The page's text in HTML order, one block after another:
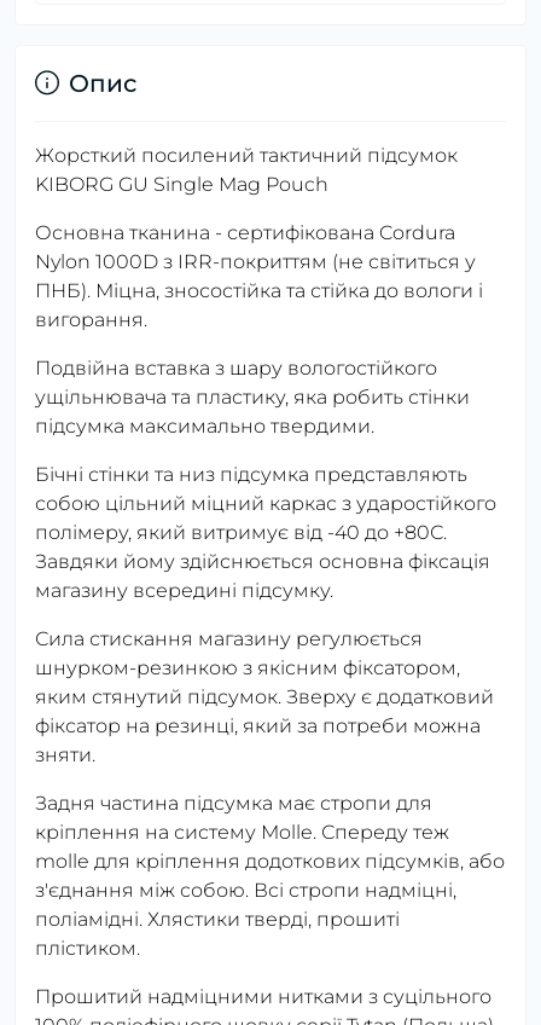
Опис
Жорсткий посилений тактичний підсумок
KIBORG GU Single Mag Pouch
Основна тканина - сертифікована Cordura
Nylon 1000D з IRR-покриттям (не світиться у
ПНБ). Міцна, зносостійка та стійка до вологи і
вигорання.
Подвійна вставка з шару вологостійкого
ущільнювача та пластику, яка робить стінки
підсумка максимально твердими.
Бічні стінки та низ підсумка представляють
собою цільний міцний каркас з ударостійкого
полімеру, який витримує від -40 до +80С.
Завдяки йому здійснюється основна фіксація
магазину всередині підсумку.
Сила стискання магазину регулюється
шнурком-резинкою з якісним фіксатором,
яким стянутий підсумок. Зверху є додатковий
фіксатор на резинці, який за потреби можна
зняти.
Задня частина підсумка має стропи для
кріплення на систему Мolle. Спереду теж
molle для кріплення додоткових підсумків, або
з'єднання між собою. Всі стропи надміцні,
поліамідні. Хлястики тверді, прошиті
плістиком.
Прошитий надміцними нитками з cуцільного